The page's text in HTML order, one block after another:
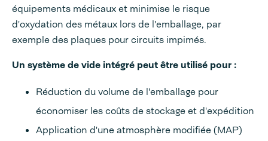
équipements médicaux et minimise le risque
d'oxydation des métaux lors de l'emballage, par
exemple des plaques pour circuits impimés.
Un système de vide intégré peut être utilisé pour :
Réduction du volume de l'emballage pour
économiser les coûts de stockage et d'expédition
Application d'une atmosphère modifiée (MAP)